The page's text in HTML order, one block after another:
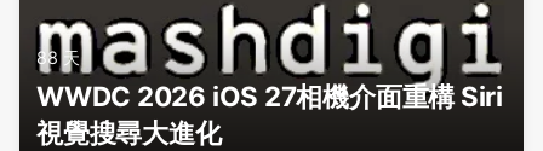
88 天
WWDC 2026 iOS 27相機介面重構 Siri
視覺搜尋大進化